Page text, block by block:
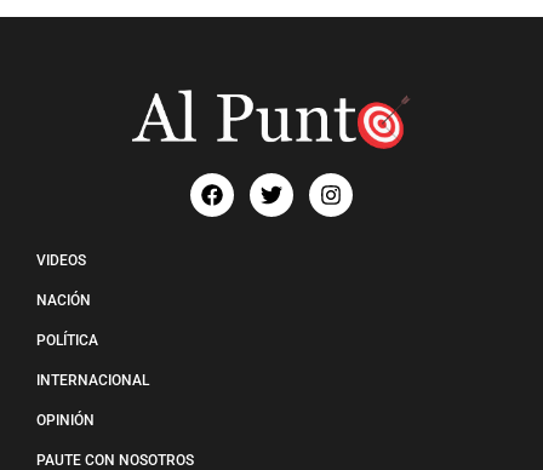
VIDEOS
NACIÓN
POLÍTICA
INTERNACIONAL
OPINIÓN
PAUTE CON NOSOTROS